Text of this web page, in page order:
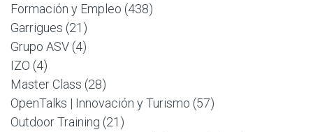
Formación y Empleo (438)
Garrigues (21)
Grupo ASV (4)
IZO (4)
Master Class (28)
OpenTalks | Innovación y Turismo (57)
Outdoor Training (21)